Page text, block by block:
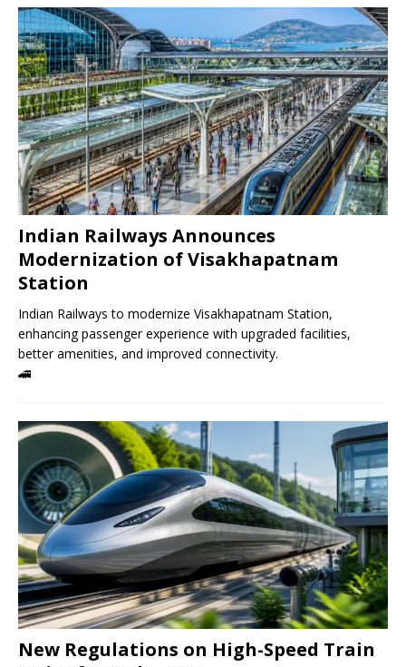
Indian Railways Announces
Modernization of Visakhapatnam
Station
Indian Railways to modernize Visakhapatnam Station,
enhancing passenger experience with upgraded facilities,
better amenities, and improved connectivity.
🚄
New Regulations on High-Speed ​​Train